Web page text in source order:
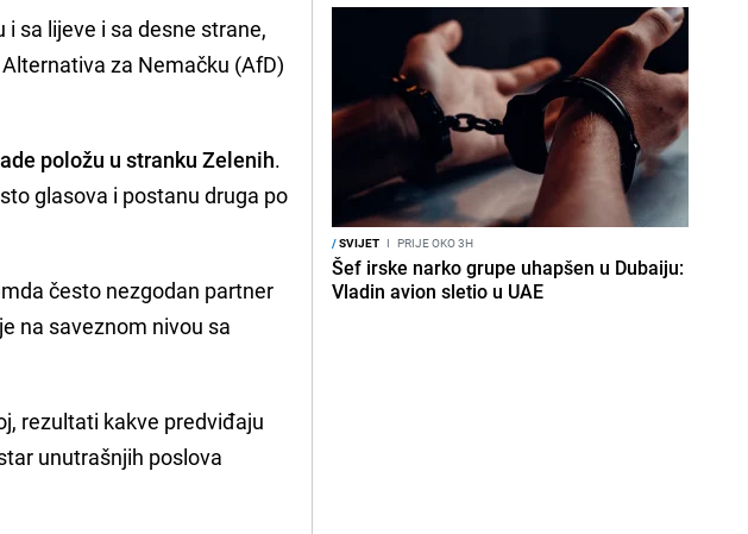
sa lijeve i sa desne strane,
za Nemačku (AfD)
položu u stranku Zelenih.
glasova i postanu druga po
često nezgodan partner
na saveznom nivou sa
rezultati kakve predviđaju
unutrašnjih poslova
/SVIJET I PRIJE OKO 3H
Šef irske narko grupe uhapšen u Dubaiju:
Vladin avion sletio u UAE